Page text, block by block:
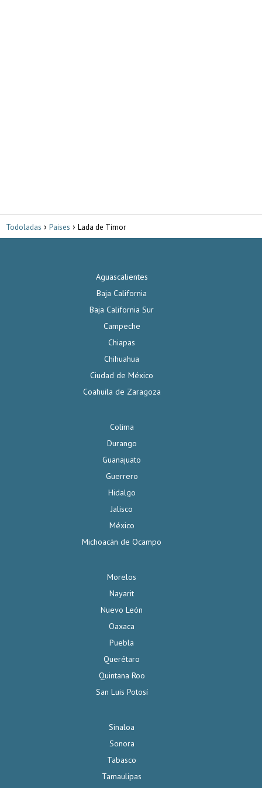
Todoladas Paises Lada de Timor
Aguascalientes
Baja California
Baja California Sur
Campeche
Chiapas
Chihuahua
Ciudad de México
Coahuila de Zaragoza
Colima
Durango
Guanajuato
Guerrero
Hidalgo
Jalisco
México
Michoacán de Ocampo
Morelos
Nayarit
Nuevo León
Oaxaca
Puebla
Querétaro
Quintana Roo
San Luis Potosí
Sinaloa
Sonora
Tabasco
Tamaulipas